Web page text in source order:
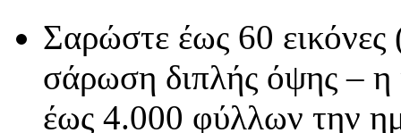
Σαρώστε έως 60 εικόνες
σάρωση διπλής όψης – η
έως 4.000 φύλλων την